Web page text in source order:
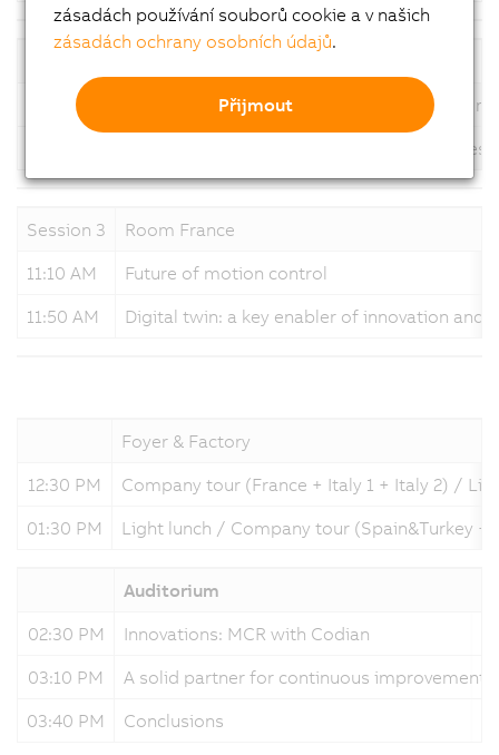
11:10 AM
ACOPOS 6D, the platform for a new era of
How does Integrated Vision make machines
Session 3
Room France
11:10 AM
Future of motion control
11:50 AM
Digital twin: a key enabler of innovation and
Foyer & Factory
12:30 PM
Company tour (France + Italy 1 + Italy 2) /
01:30 PM
Light lunch / Company tour (Spain&Turkey +
Auditorium
02:30 PM
Innovations: MCR with Codian
03:10 PM
A solid partner for continuous improvement
03:40 PM
Conclusions
zásadách používání souborů cookie a v našich
zásadách ochrany osobních údajů.
Přijmout